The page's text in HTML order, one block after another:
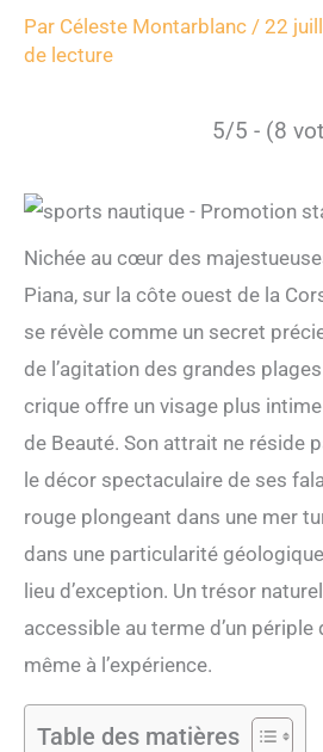
Par Céleste Montarblanc / 22
de lecture
5/5 - (8
Nichée au cœur des
Piana, sur la côte ouest de la
se révèle comme un secret
de l’agitation des grandes
crique offre un visage plus intime
de Beauté. Son attrait ne réside
le décor spectaculaire de ses
rouge plongeant dans une mer
dans une particularité
lieu d’exception. Un trésor
accessible au terme d’un
même à l’expérience.
Table des matières